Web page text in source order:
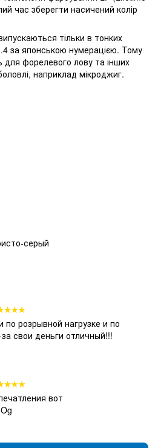
час зберегти насичений колір
тільки в тонких
за японською нумерацією. Тому
для форелевого лову та інших
наприклад мікроджиг.
серый
розрывной нагрузке и по
свои деньги отличный!!!
вот